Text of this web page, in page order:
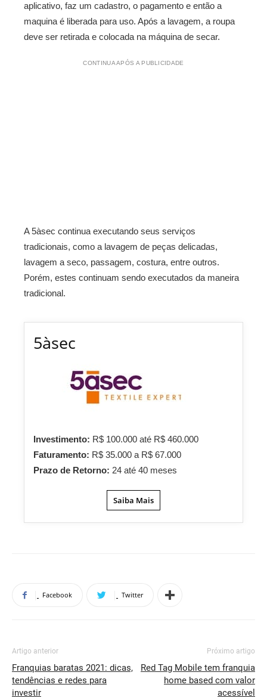
aplicativo, faz um cadastro, o pagamento e então a
maquina é liberada para uso. Após a lavagem, a roupa
deve ser retirada e colocada na máquina de secar.
CONTINUA APÓS A PUBLICIDADE
A 5àsec continua executando seus serviços
tradicionais, como a lavagem de peças delicadas,
lavagem a seco, passagem, costura, entre outros.
Porém, estes continuam sendo executados da maneira
tradicional.
5àsec
Investimento: R$ 100.000 até R$ 460.000
Faturamento: R$ 35.000 a R$ 67.000
Prazo de Retorno: 24 até 40 meses
Saiba Mais
Facebook Twitter
Artigo anterior
Franquias baratas 2021: dicas,
tendências e redes para
investir
Próximo artigo
Red Tag Mobile tem franquia
home based com valor
acessível